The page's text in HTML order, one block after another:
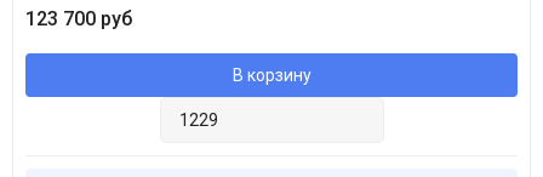
находящихся в ней грузов.
6. Практичные.Не требуют специального ухода, практичны и
неприхотливы в обслуживании.
Имеют увеличенный диаметр заливной горловины
123 700 руб
В корзину